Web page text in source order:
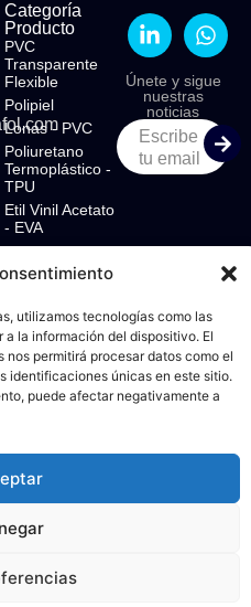
utilizamos tecnologías como las
la información del dispositivo. El
permitirá procesar datos como el
identificaciones únicas en este sitio.
puede afectar negativamente a
Categoría
Producto
PVC
Transparente
Flexible​
Polipiel​
Lonas - PVC​
Poliuretano
Termoplástico -
TPU​
Etil Vinil Acetato
- EVA​
Únete y sigue
nuestras
noticias
Escribe
tu email
Con el
soporte
de: